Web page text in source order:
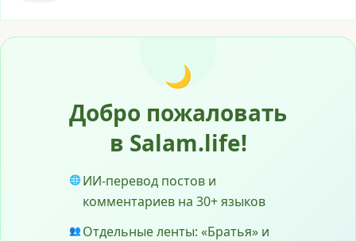
🌙
Добро пожаловать
в Salam.life!
🌐 ИИ-перевод постов и
комментариев на 30+ языков
👥 Отдельные ленты: «Братья» и